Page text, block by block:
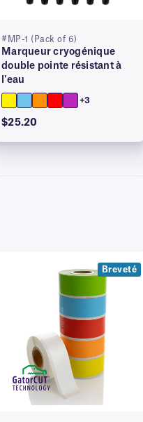
#MP-1 (Pack of 6)
Marqueur cryogénique
double pointe résistant à
l'eau
+3
$25.20
Breveté